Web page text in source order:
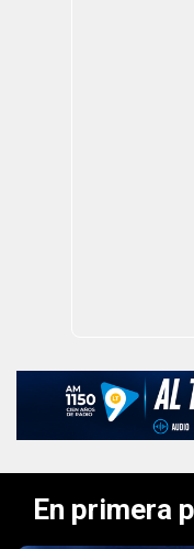
En primera